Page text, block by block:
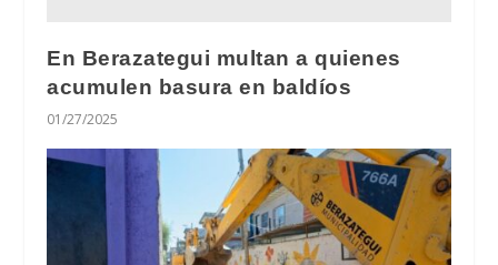
En Berazategui multan a quienes
acumulen basura en baldíos
01/27/2025